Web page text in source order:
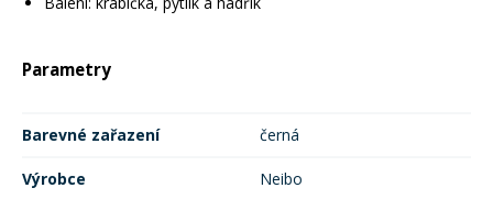
Parametry
Barevné zařazení černá
Výrobce Neibo